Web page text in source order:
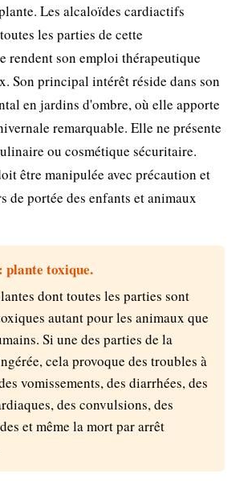
Les alcaloïdes cardiactifs
les parties de cette
rendent son emploi thérapeutique
Son principal intérêt réside dans son
en jardins d'ombre, où elle apporte
remarquable. Elle ne présente
ou cosmétique sécuritaire.
être manipulée avec précaution et
de portée des enfants et animaux
toxique.
dont toutes les parties sont
autant pour les animaux que
Si une des parties de la
cela provoque des troubles à
vomissements, des diarrhées, des
des convulsions, des
et même la mort par arrêt